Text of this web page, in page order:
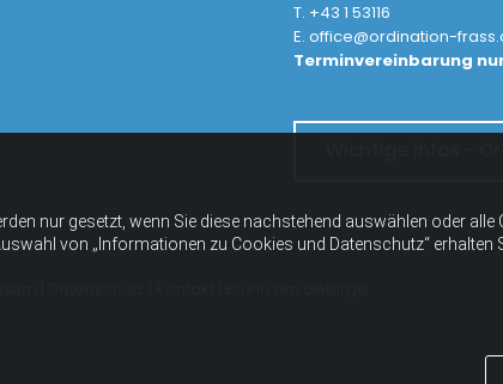
nur gesetzt, wenn Sie diese nachstehend auswählen oder alle
von „Informationen zu Cookies und Datenschutz“ erhalten
T. +43 1 53116
E. office@ordination-
Terminvereinbarung